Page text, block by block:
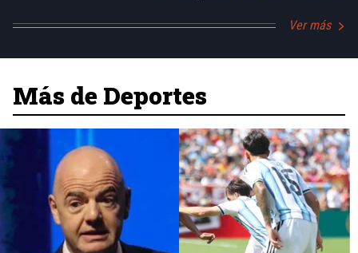
Ver más
Más de Deportes